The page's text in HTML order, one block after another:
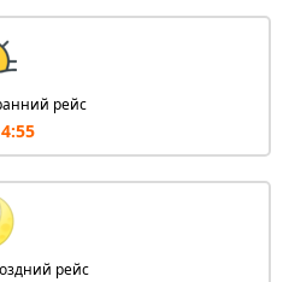
рейс
рейс